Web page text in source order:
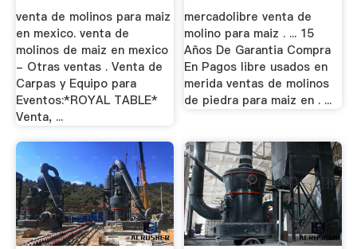
venta de molinos para maiz
en mexico. venta de
molinos de maiz en mexico
- Otras ventas . Venta de
Carpas y Equipo para
Eventos:*ROYAL TABLE*
Venta, ...
mercadolibre venta de
molino para maiz . ... 15
Años De Garantia Compra
En Pagos libre usados en
merida ventas de molinos
de piedra para maiz en . ...